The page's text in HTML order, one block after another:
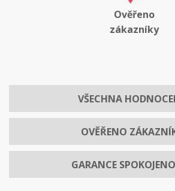
Ověřeno
zákazníky
VŠECHNA
OVĚŘENO
GARANCE